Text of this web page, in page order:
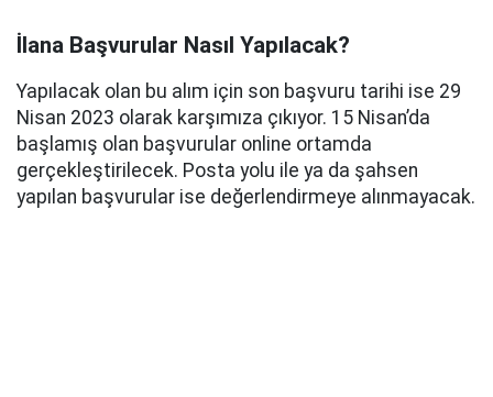
İlana Başvurular Nasıl Yapılacak?
Yapılacak olan bu alım için son başvuru tarihi ise 29
Nisan 2023 olarak karşımıza çıkıyor. 15 Nisan’da
başlamış olan başvurular online ortamda
gerçekleştirilecek. Posta yolu ile ya da şahsen
yapılan başvurular ise değerlendirmeye alınmayacak.